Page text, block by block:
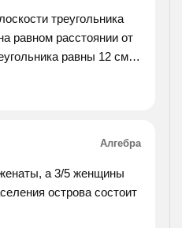
треугольника
равном расстоянии от
равны 12 см.
б) расстояние от точки
Алгебра
а 3/5 женщины
острова состоит